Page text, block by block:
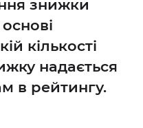
знижки
кількості
надається
в рейтингу.